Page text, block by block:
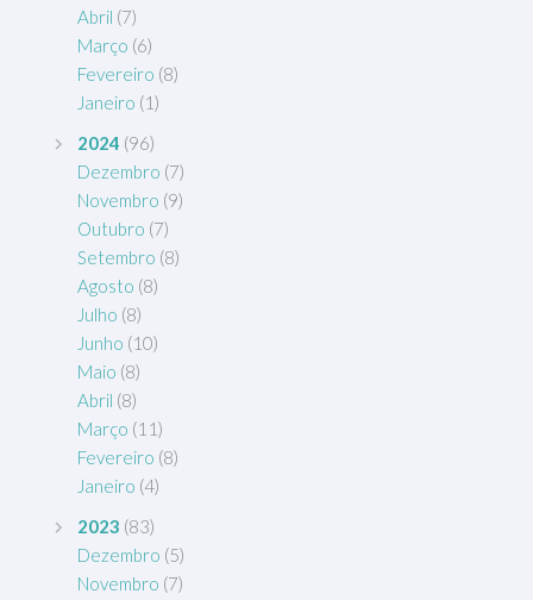
Abril (7)
Março (6)
Fevereiro (8)
Janeiro (1)
2024 (96)
Dezembro (7)
Novembro (9)
Outubro (7)
Setembro (8)
Agosto (8)
Julho (8)
Junho (10)
Maio (8)
Abril (8)
Março (11)
Fevereiro (8)
Janeiro (4)
2023 (83)
Dezembro (5)
Novembro (7)